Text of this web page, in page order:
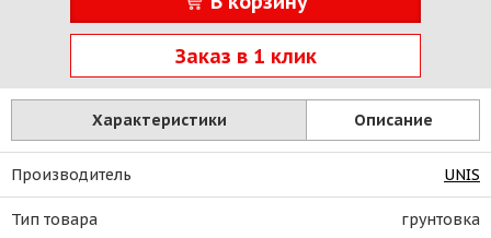
Заказ в 1 клик
Характеристики Описание
Производитель UNIS
Тип товара грунтовка